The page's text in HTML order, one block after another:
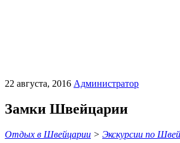
22 августа, 2016 Администратор
Замки Швейцарии
Отдых в Швейцарии > Экскурсии по